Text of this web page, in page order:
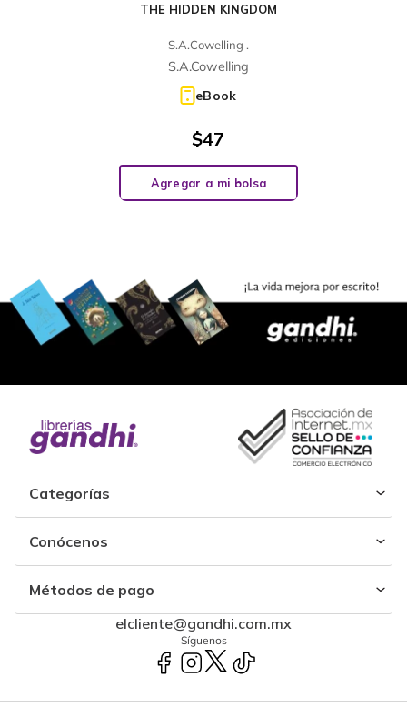
THE HIDDEN KINGDOM
S.A.Cowelling .
S.A.Cowelling
eBook
$47
Agregar a mi bolsa
Categorías
Conócenos
Métodos de pago
elcliente@gandhi.com.mx
Síguenos